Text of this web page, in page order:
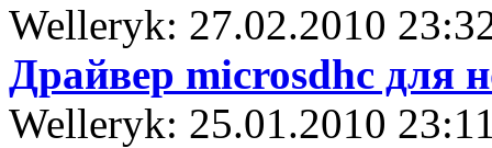
Welleryk: 27.02.2010
Драйвер microsdhc для
Welleryk: 25.01.2010